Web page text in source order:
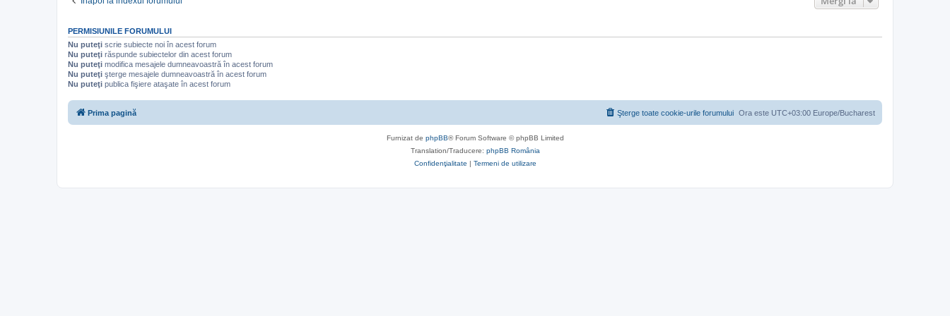
PERMISIUNILE FORUMULUI
Nu puteţi scrie subiecte noi în acest forum
Nu puteţi răspunde subiectelor din acest forum
Nu puteţi modifica mesajele dumneavoastră în acest forum
Nu puteţi şterge mesajele dumneavoastră în acest forum
Nu puteţi publica fişiere ataşate în acest forum
Prima pagină Ora este UTC+03:00 Europe/Bucharest
Şterge toate cookie-urile forumului
Furnizat de phpBB® Forum Software © phpBB Limited
Translation/Traducere: phpBB România
Confidenţialitate | Termeni de utilizare